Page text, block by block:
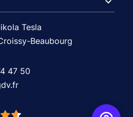
Tesla
Beaubourg
47 50